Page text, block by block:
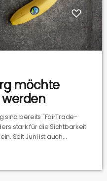
möchte
werden
sind bereits "FairTrade-
stark für die Sichtbarkeit
Seit Juni ist auch
Dazu wurde eine
haben mit Simone